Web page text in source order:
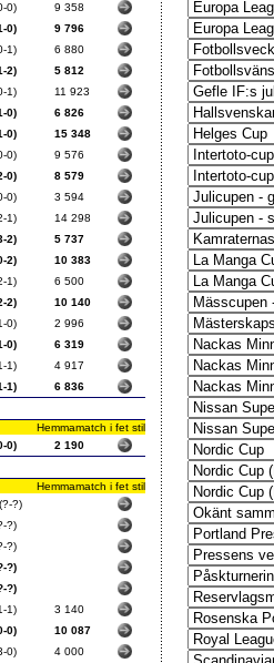
0)
9 358
0)
9 796
1)
6 880
2)
5 812
1)
11 923
0)
6 826
0)
15 348
0)
9 576
0)
8 579
0)
3 594
1)
14 298
2)
5 737
2)
10 383
1)
6 500
2)
10 140
0)
2 996
0)
6 319
1)
4 917
1) 6 836
Hemmamatch i fet stil
0) 2 190
Hemmamatch i fet stil
?)
?)
?)
?)
?)
1)
3 140
0)
10 087
0)
4 000